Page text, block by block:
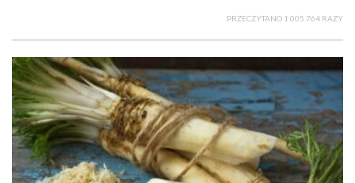
PRZECZYTANO 1 005 764 RAZY